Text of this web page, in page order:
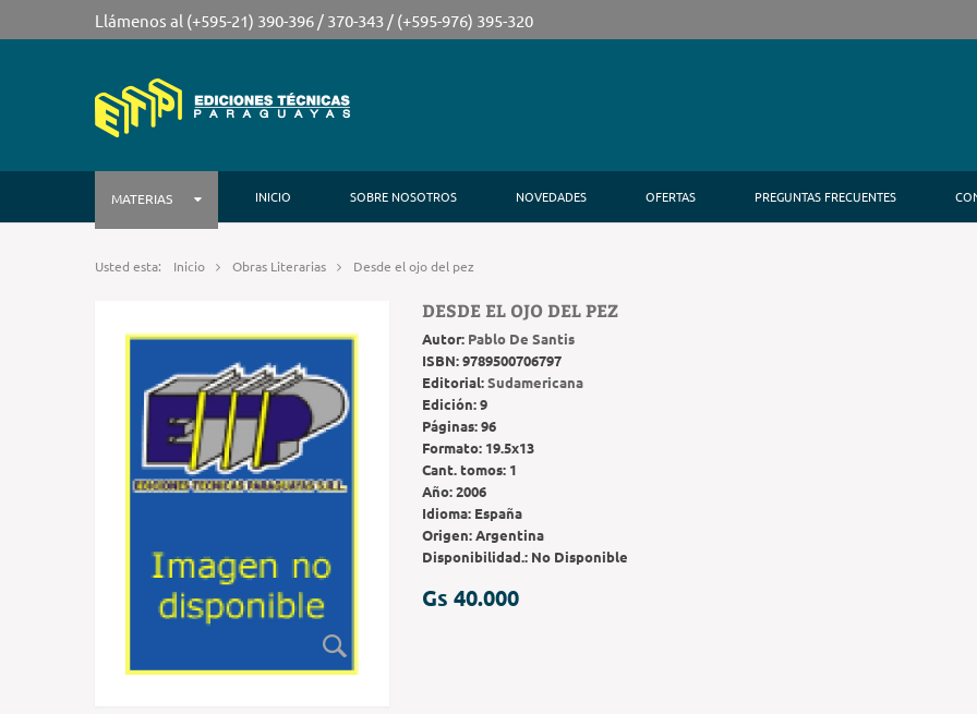
Llámenos al (+595-21) 390-396 / 370-343 / (+595-976) 395-320
MATERIAS INICIO SOBRE NOSOTROS NOVEDADES OFERTAS PREGUNTAS FRECUENTES
Usted esta: Inicio Obras Literarias Desde el ojo del pez
DESDE EL OJO DEL PEZ
Autor: Pablo De Santis
ISBN:9789500706797
Editorial:Sudamericana
Edición:9
Páginas:96
Formato: 19.5x13
Cant. tomos: 1
Año:2006
Idioma: España
Origen:Argentina
Disponibilidad.: No Disponible
Gs 40.000